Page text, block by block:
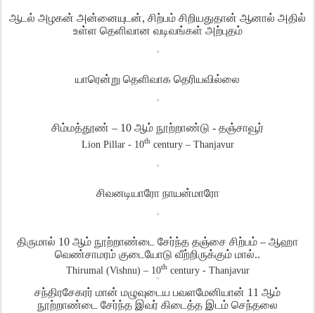
ஆடல் அழகன் அன்னையுடன், சிற்பம் சிறியதுதான் ஆனால் அதில்
உள்ள தெளிவான வடிவங்கள் அற்புதம்
யாரென்று தெளிவாக தெரியவில்லை
சிம்மத்தூண் – 10 ஆம் நூற்றாண்டு - தஞ்சாவூர்
Lion Pillar - 10thcentury – Thanjavur
சிவனடியாரோ நாயன்மாரோ
திருமால் 10 ஆம் நூற்றாண்டை சேர்ந்த தஞ்சை சிற்பம் – ஆஹா
வெண்சாமரம் குடையோடு வீற்றிருக்கும் மால்..
Thirumal (Vishnu) – 10thcentury - Thanjavur
சந்திரசேகரர் மான் மழுவுடைய பவளமேனியான் 11 ஆம்
நூற்றாண்டை சேர்ந்த இவர் கிடைத்த இடம் செந்தலை